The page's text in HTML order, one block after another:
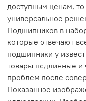
доступным ценам,
универсальное
Подшипников в
которые отвечают
подшипники у
товары подлинные и
проблем после
Показанное